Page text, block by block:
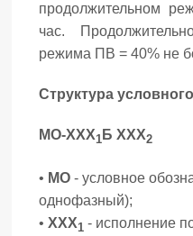
продолжительном
час.
режима ПВ = 40% не
Структура
МО-ХХХ1 Б ХХХ2
• МО - условное
однофазный);
• ХХХ1 - исполнение